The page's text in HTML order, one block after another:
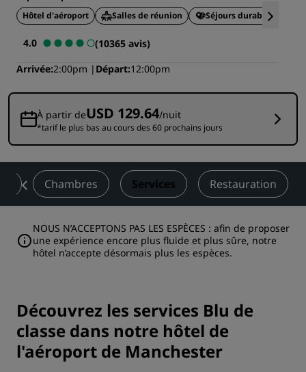
Hôtel d'aéroport Salles de réunion Séjours durables
4.0
(10365 avis)
Arrivée 2:00pm Départ 12:00pm
À partir deUSD 129.64/nuit
*tarif le plus bas au cours des 60 prochains jours
Chambres Services Restauration
NOUS N’ACCEPTONS PAS LES ESPÈCES : afin de proposer
une expérience encore plus fluide et plus sûre, notre
hôtel n’accepte désormais plus les espèces.
Découvrez les services Blu de
classe dans notre hôtel de
l'aéroport de Manchester